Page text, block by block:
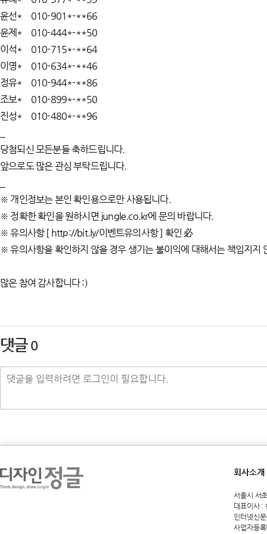
윤선* 010-901*-**66
윤제* 010-444*-**50
이석* 010-715*-**64
이영* 010-634*-**46
정유* 010-944*-**86
조보* 010-899*-**50
진성* 010-480*-**96
당첨되신 모든분들 축하드립니다.
앞으로도 많은 관심 부탁드립니다.
※ 개인정보는 본인 확인용으로만 사용됩니다.
※ 정확한 확인을 원하시면 jungle.co.kr에 문의 바랍니다.
※ 유의사항 [ http://bit.ly/이벤트유의사항 ] 확인 必
※ 유의사항을 확인하지 않을 경우 생기는 불이익에 대해서는 책임지지
많은 참여 감사합니다 :)
댓글 0
회사소개
서울시 서
대표이사 :
인터넷신
사업자등